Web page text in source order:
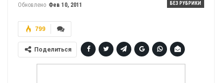
БЕЗ РУБРИКИ
Обновлено Фев 10, 2011
799
Поделиться